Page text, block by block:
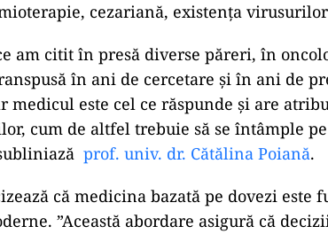
cezariană, existența
am citit în presă diverse păreri, în
în ani de cercetare și în ani de
medicul este cel ce răspunde și are
cum de altfel trebuie să se întâmple
prof. univ. dr. Cătălina Poiană.
că medicina bazată pe dovezi este
”Această abordare asigură că